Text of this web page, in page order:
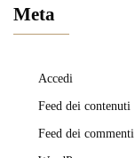
Meta
Accedi
Feed dei contenuti
Feed dei commenti